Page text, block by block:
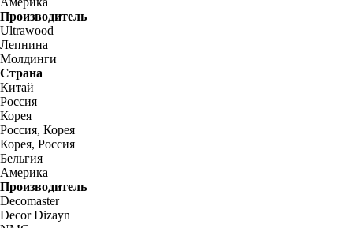
Производитель
Ultrawood
Лепнина
Молдинги
Страна
Китай
Россия
Корея
Россия, Корея
Корея, Россия
Бельгия
Америка
Производитель
Decomaster
Decor Dizayn